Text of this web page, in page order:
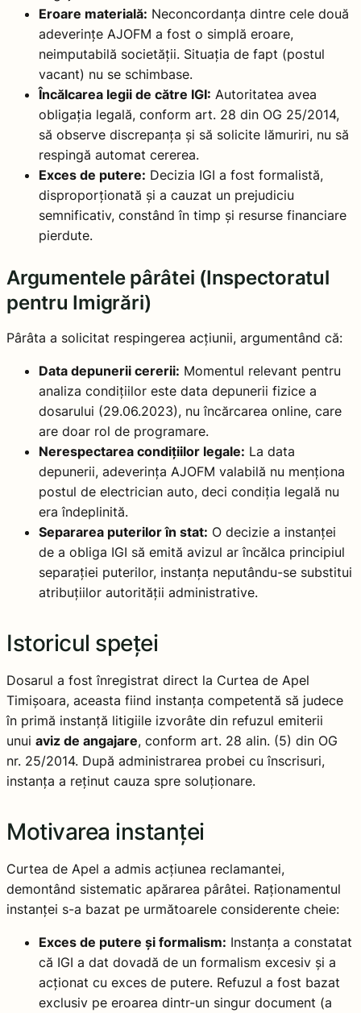
Eroare materială: Neconcordanța dintre cele două
adeverințe AJOFM a fost o simplă eroare,
neimputabilă societății. Situația de fapt (postul
vacant) nu se schimbase.
Încălcarea legii de către IGI: Autoritatea avea
obligația legală, conform art. 28 din OG 25/2014,
să observe discrepanța și să solicite lămuriri, nu să
respingă automat cererea.
Exces de putere: Decizia IGI a fost formalistă,
disproporționată și a cauzat un prejudiciu
semnificativ, constând în timp și resurse financiare
pierdute.
Argumentele pârâtei (Inspectoratul
pentru Imigrări)
Pârâta a solicitat respingerea acțiunii, argumentând că:
Data depunerii cererii: Momentul relevant pentru
analiza condițiilor este data depunerii fizice a
dosarului (29.06.2023), nu încărcarea online, care
are doar rol de programare.
Nerespectarea condițiilor legale: La data
depunerii, adeverința AJOFM valabilă nu menționa
postul de electrician auto, deci condiția legală nu
era îndeplinită.
Separarea puterilor în stat: O decizie a instanței
de a obliga IGI să emită avizul ar încălca principiul
separației puterilor, instanța neputându-se substitui
atribuțiilor autorității administrative.
Istoricul speței
Dosarul a fost înregistrat direct la Curtea de Apel
Timișoara, aceasta fiind instanța competentă să judece
în primă instanță litigiile izvorâte din refuzul emiterii
unui aviz de angajare, conform art. 28 alin. (5) din OG
nr. 25/2014. După administrarea probei cu înscrisuri,
instanța a reținut cauza spre soluționare.
Motivarea instanței
Curtea de Apel a admis acțiunea reclamantei,
demontând sistematic apărarea pârâtei. Raționamentul
instanței s-a bazat pe următoarele considerente cheie:
Exces de putere și formalism: Instanța a constatat
că IGI a dat dovadă de un formalism excesiv și a
acționat cu exces de putere. Refuzul a fost bazat
exclusiv pe eroarea dintr-un singur document (a